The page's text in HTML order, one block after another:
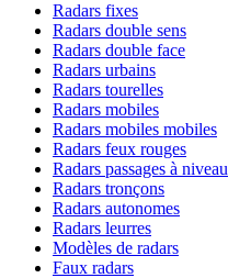
Radars fixes
Radars double sens
Radars double face
Radars urbains
Radars tourelles
Radars mobiles
Radars mobiles mobiles
Radars feux rouges
Radars passages à niveau
Radars tronçons
Radars autonomes
Radars leurres
Modèles de radars
Faux radars